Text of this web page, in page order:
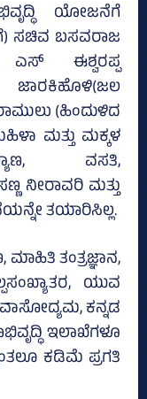
ಯೋಜನೆಗೆ
ಸಚಿವ ಬಸವರಾಜ
ಈಶ್ವರಪ್ಪ
(ಹಿಂದುಳಿದ
ಮತ್ತು ಮಕ್ಕಳ
ವಸತಿ,
ನೀರಾವರಿ ಮತ್ತು
ತಯಾರಿಸಿಲ್ಲ.
ಮಾಹಿತಿ ತಂತ್ರಜ್ಞಾನ,
ಯುವ
ಕನ್ನಡ
ಇಲಾಖೆಗಳೂ
ಕಡಿಮೆ ಪ್ರಗತಿ